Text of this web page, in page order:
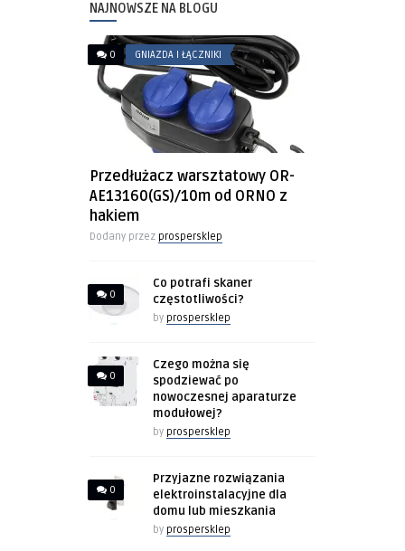
NAJNOWSZE NA BLOGU
0 GNIAZDA I ŁĄCZNIKI
Przedłużacz warsztatowy OR-
AE13160(GS)/10m od ORNO z
hakiem
Dodany przez prospersklep
0
Co potrafi skaner
częstotliwości?
by prospersklep
0
Czego można się
spodziewać po
nowoczesnej aparaturze
modułowej?
by prospersklep
0
Przyjazne rozwiązania
elektroinstalacyjne dla
domu lub mieszkania
by prospersklep